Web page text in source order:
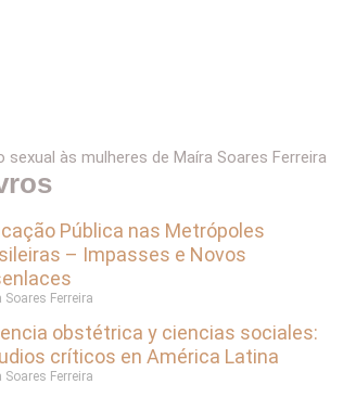
às mulheres de Maíra Soares Ferreira
Pública nas Metrópoles
– Impasses e Novos
Soares Ferreira
obstétrica y ciencias sociales:
críticos en América Latina
Soares Ferreira